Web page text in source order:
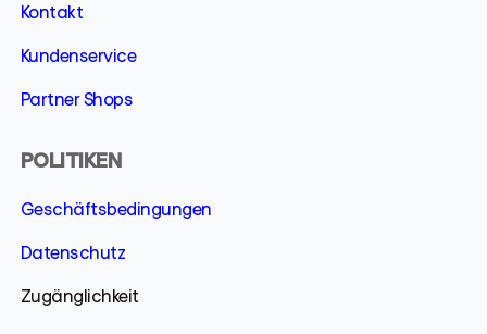
Kontakt
Kundenservice
Partner Shops
POLITIKEN
Geschäfts­­bedingungen
Datenschutz
Zugänglichkeit